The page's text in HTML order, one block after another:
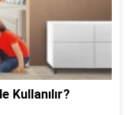
Kullanılır?